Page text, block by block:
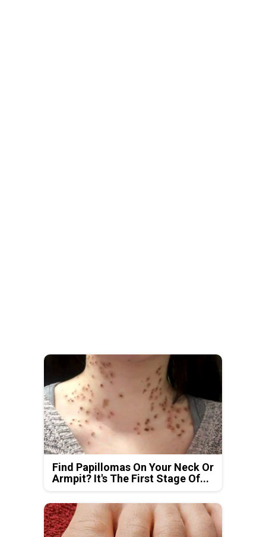
Find Papillomas On Your Neck Or
Armpit? It's The First Stage Of...